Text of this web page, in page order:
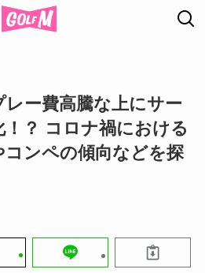
レー費高騰な上にサー
！？ コロナ禍における
コンペの傾向などを探